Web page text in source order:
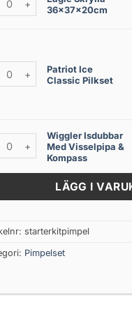
36x37x20cm
Ice Classic Pilkset mängd
Patriot Ice
Classic Pilkset
Isdubbar Med Visselpipa
Wiggler Isdubbar
Med Visselpipa &
Kompass
LÄGG I
starterkitpimpel
Pimpelset